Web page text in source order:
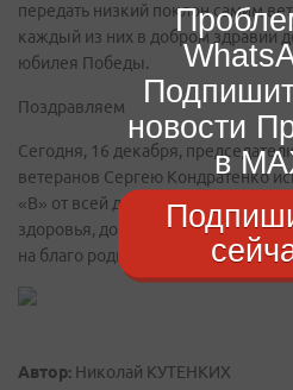
передать низкий поклон самим
каждый из них в добром здравии
юбилея Победы.
Поздравляем
Сегодня, 16 декабря,
ветеранов Сергею Кондратенко
«В» от всей души поздравляет
здоровья, долгих лет жизни и
на благо родного города и всех
Автор: Николай КУТЕНКИХ
новости
в